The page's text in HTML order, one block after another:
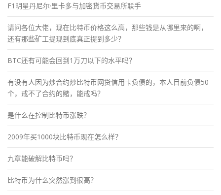
F1明星丹尼尔·里卡多与加密货币交易所联手
请问各位大佬，现在比特币价格这么高，那些钱是从哪里来的啊，
还有那些矿工提现到底真正提到多少？
BTC还有可能会回到1万刀以下的水平吗？
有没有人因为炒合约炒比特币网贷信用卡负债的，本人目前负债50
个，戒不了合约的赌，能戒吗？
是什么在控制比特币涨跌？
2009年买1000块比特币现在怎么样？
九章能破解比特币吗？
比特币为什么突然涨到很高？